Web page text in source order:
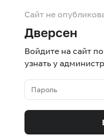
Сайт не
Дверсен
Войдите на сайт
узнать у